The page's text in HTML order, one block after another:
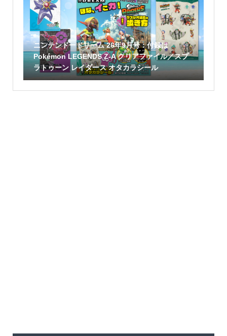
ニンテンドードリーム 26年9月号：付録は
Pokémon LEGENDS Z-A クリアファイル／スプ
ラトゥーン レイダース オタカラシール